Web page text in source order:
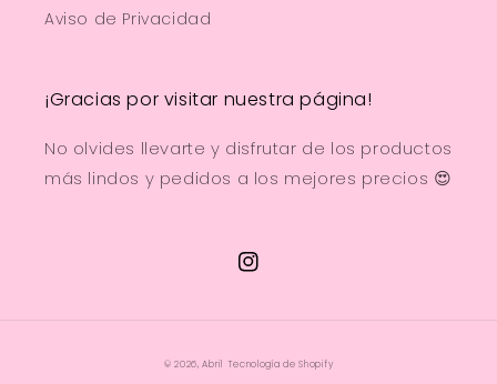
Aviso de Privacidad
¡Gracias por visitar nuestra página!
No olvides llevarte y disfrutar de los productos
más lindos y pedidos a los mejores precios 😍
Instagram
© 2026,Abril Tecnología de Shopify